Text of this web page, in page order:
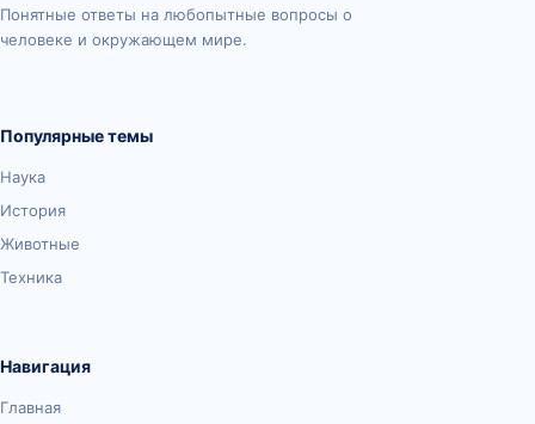
Понятные ответы на любопытные вопросы о
человеке и окружающем мире.
Популярные темы
Наука
История
Животные
Техника
Навигация
Главная